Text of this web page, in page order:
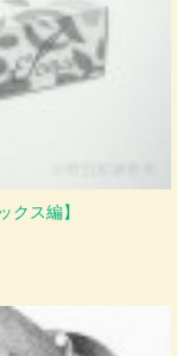
クス編】